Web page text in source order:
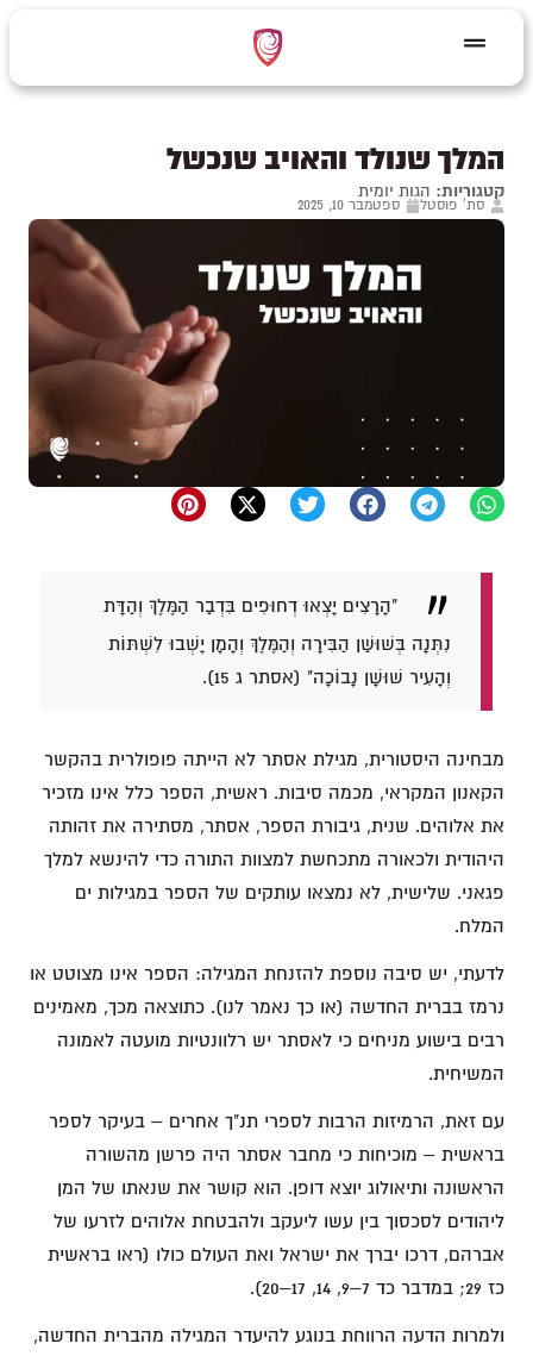
המלך שנולד והאויב שנכשל
קטגוריות: הגות יומית
סת' פוסטל ספטמבר 10, 2025
"הָרָצִים יָצְאוּ דְחוּפִים בִּדְבַר הַמֶּלֶךְ וְהַדָּת
נִתְּנָה בְּשׁוּשַׁן הַבִּירָה וְהַמֶּלֶךְ וְהָמָן יָשְׁבוּ לִשְׁתּוֹת
וְהָעִיר שׁוּשָׁן נָבוֹכָה" (אסתר ג 15).
מבחינה היסטורית, מגילת אסתר לא הייתה פופולרית בהקשר
הקאנון המקראי, מכמה סיבות. ראשית, הספר כלל אינו מזכיר
את אלוהים. שנית, גיבורת הספר, אסתר, מסתירה את זהותה
היהודית ולכאורה מתכחשת למצוות התורה כדי להינשא למלך
פגאני. שלישית, לא נמצאו עותקים של הספר במגילות ים
המלח.
לדעתי, יש סיבה נוספת להזנחת המגילה: הספר אינו מצוטט או
נרמז בברית החדשה (או כך נאמר לנו). כתוצאה מכך, מאמינים
רבים בישוע מניחים כי לאסתר יש רלוונטיות מועטה לאמונה
המשיחית.
עם זאת, הרמיזות הרבות לספרי תנ"ך אחרים – בעיקר לספר
בראשית – מוכיחות כי מחבר אסתר היה פרשן מהשורה
הראשונה ותיאולוג יוצא דופן. הוא קושר את שנאתו של המן
ליהודים לסכסוך בין עשו ליעקב ולהבטחת אלוהים לזרעו של
אברהם, דרכו יברך את ישראל ואת העולם כולו (ראו בראשית
כז 29; במדבר כד 7–9, 14, 17–20).
ולמרות הדעה הרווחת בנוגע להיעדר המגילה מהברית החדשה,